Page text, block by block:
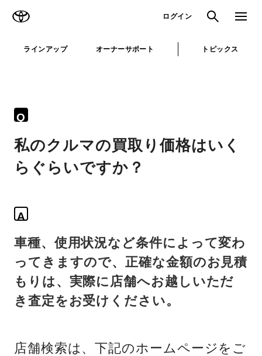
ログイン 検索 メニュ
ラインアップ オーナーサポート トピックス
Q
私のクルマの買取り価格はいく
らぐらいですか？
A
車種、使用状況など条件によって変わ
ってきますので、正確な金額のお見積
もりは、実際に店舗へお越しいただ
き査定をお受けください。
店舗検索は、下記のホームページをご